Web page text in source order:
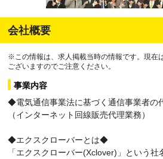
会社概要
※この情報は、求人掲載当時の情報です。現在
ございますのでご注意ください。
事業内容
◆電気通信事業法に基づく通信事業者の
（インターネット回線販売代理業務）
◆エクスクローバーとは◆
「エクスクローバー(Xclover)」という社